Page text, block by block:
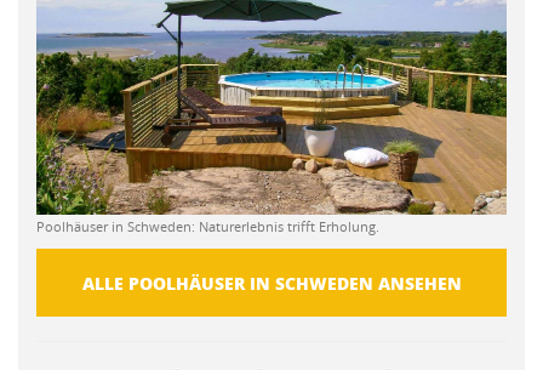
Poolhäuser in Schweden: Naturerlebnis trifft Erholung.
ALLE POOLHÄUSER IN SCHWEDEN ANSEHEN